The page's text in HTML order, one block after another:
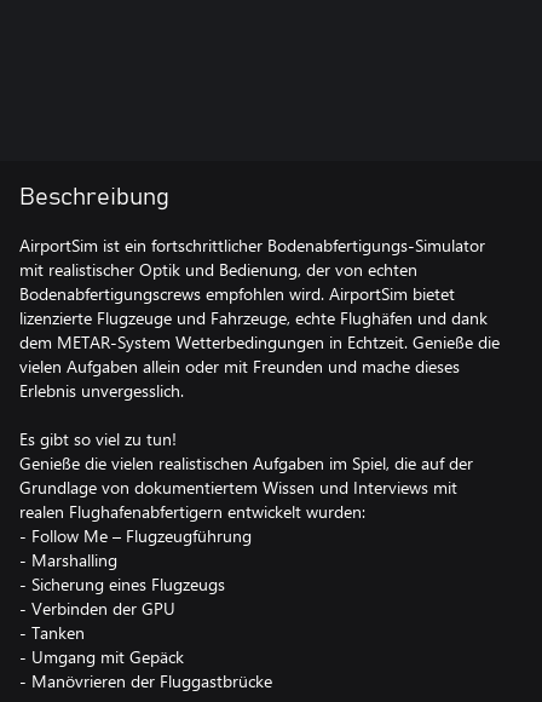
Beschreibung
AirportSim ist ein fortschrittlicher Bodenabfertigungs-Simulator
mit realistischer Optik und Bedienung, der von echten
Bodenabfertigungscrews empfohlen wird. AirportSim bietet
lizenzierte Flugzeuge und Fahrzeuge, echte Flughäfen und dank
dem METAR-System Wetterbedingungen in Echtzeit. Genieße die
vielen Aufgaben allein oder mit Freunden und mache dieses
Erlebnis unvergesslich.
Es gibt so viel zu tun!
Genieße die vielen realistischen Aufgaben im Spiel, die auf der
Grundlage von dokumentiertem Wissen und Interviews mit
realen Flughafenabfertigern entwickelt wurden:
- Follow Me – Flugzeugführung
- Marshalling
- Sicherung eines Flugzeugs
- Verbinden der GPU
- Tanken
- Umgang mit Gepäck
- Manövrieren der Fluggastbrücke